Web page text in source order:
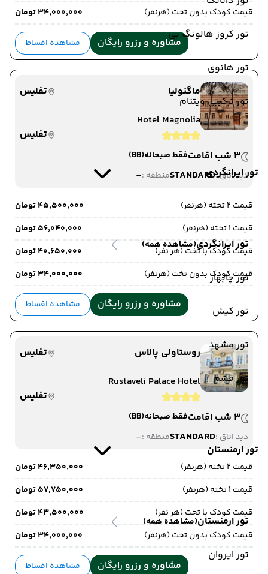
تور کروز هالونگ بی
تور هانوی
تور ترکیبی ویتنام
تور ایرانگردی
تور ایرانگردی(مشاهده همه)
تور چابهار
تور کیش
تور مشهد
تور قشم
تور ارمنستان
تور ارمنستان(مشاهده همه)
تور ایروان
قیمت کودک بدون تخت (هرنفر)
۳۴٬۰۰۰٬۰۰۰ تومان
مشاوره و رزرو رایگان مشاهده اقساط
ماگنولیا
تفلیس
Hotel Magnolia
تفلیس
3 شب اقامت
فقط صبحانه(BB)
دید اتاق :STANDARDمنطقه :-
قیمت 2 تخته (هرنفر)
۴۵٬۵۰۰٬۰۰۰ تومان
قیمت 1 تخته (هرنفر)
۵۶٬۰۴۰٬۰۰۰ تومان
قیمت کودک با تخت (هر نفر)
۴۰٬۶۵۰٬۰۰۰ تومان
قیمت کودک بدون تخت (هرنفر)
۳۴٬۰۰۰٬۰۰۰ تومان
مشاوره و رزرو رایگان مشاهده اقساط
روستاولی پالاس
تفلیس
Rustaveli Palace Hotel
تفلیس
3 شب اقامت
فقط صبحانه(BB)
دید اتاق :STANDARDمنطقه :-
قیمت 2 تخته (هرنفر)
۴۶٬۳۵۰٬۰۰۰ تومان
قیمت 1 تخته (هرنفر)
۵۷٬۷۵۰٬۰۰۰ تومان
قیمت کودک با تخت (هر نفر)
۴۳٬۵۰۰٬۰۰۰ تومان
قیمت کودک بدون تخت (هرنفر)
۳۴٬۰۰۰٬۰۰۰ تومان
مشاوره و رزرو رایگان مشاهده اقساط